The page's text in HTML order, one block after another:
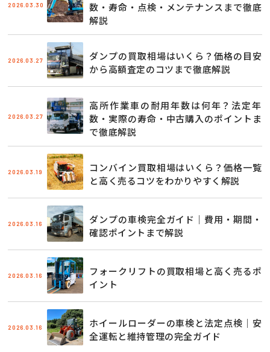
2026.03.30
数・寿命・点検・メンテナンスまで徹底
解説
2026.03.27
ダンプの買取相場はいくら？価格の目安
から高額査定のコツまで徹底解説
2026.03.27
高所作業車の耐用年数は何年？法定年
数・実際の寿命・中古購入のポイントま
で徹底解説
2026.03.19
コンバイン買取相場はいくら？価格一覧
と高く売るコツをわかりやすく解説
2026.03.16
ダンプの車検完全ガイド｜費用・期間・
確認ポイントまで解説
2026.03.16
フォークリフトの買取相場と高く売るポ
イント
2026.03.16
ホイールローダーの車検と法定点検｜安
全運転と維持管理の完全ガイド